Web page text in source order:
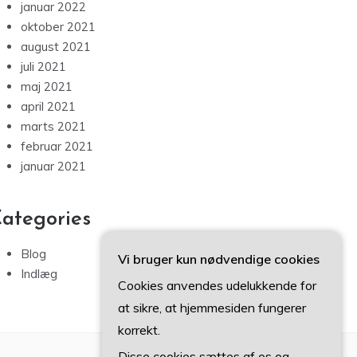
januar 2022
oktober 2021
august 2021
juli 2021
maj 2021
april 2021
marts 2021
februar 2021
januar 2021
Blog
Indlæg
Vi bruger kun nødvendige cookies
Cookies anvendes udelukkende for
at sikre, at hjemmesiden fungerer
korrekt.